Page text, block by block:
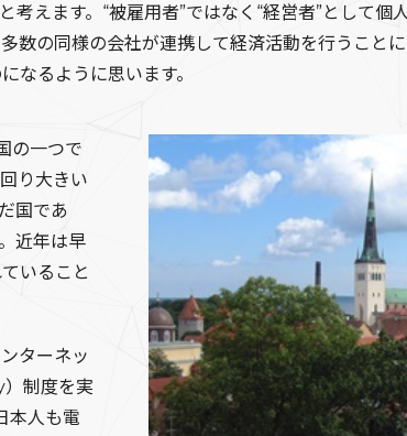
えます。“被雇用者”ではなく“経営者”として個
数の同様の会社が連携して経済活動を行うこと
なるように思います。
の一つで
り大きい
国であ
近年は早
いること
ターネッ
制度を実
本人も電